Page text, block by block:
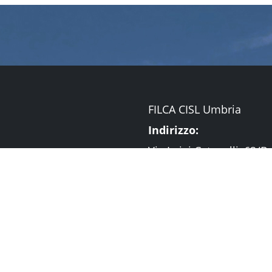
FILCA CISL Umbria
Indirizzo:
Via Luigi Catanelli, 62/